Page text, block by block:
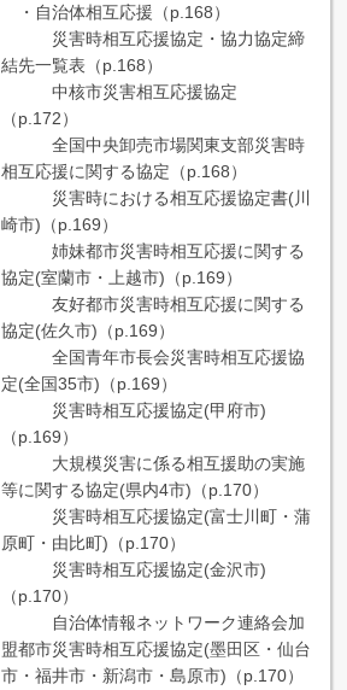
・自治体相互応援（p.168）
災害時相互応援協定・協力協定締
結先一覧表（p.168）
中核市災害相互応援協定
（p.172）
全国中央卸売市場関東支部災害時
相互応援に関する協定（p.168）
災害時における相互応援協定書(川
崎市)（p.169）
姉妹都市災害時相互応援に関する
協定(室蘭市・上越市)（p.169）
友好都市災害時相互応援に関する
協定(佐久市)（p.169）
全国青年市長会災害時相互応援協
定(全国35市)（p.169）
災害時相互応援協定(甲府市)
（p.169）
大規模災害に係る相互援助の実施
等に関する協定(県内4市)（p.170）
災害時相互応援協定(富士川町・蒲
原町・由比町)（p.170）
災害時相互応援協定(金沢市)
（p.170）
自治体情報ネットワーク連絡会加
盟都市災害時相互応援協定(墨田区・仙台
市・福井市・新潟市・島原市)（p.170）